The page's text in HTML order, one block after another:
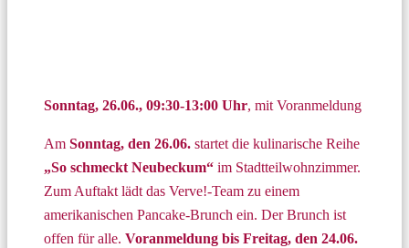
Sonntag, 26.06., 09:30-13:00 Uhr, mit Voranmeldung
Am Sonntag, den 26.06. startet die kulinarische Reihe
„So schmeckt Neubeckum“ im Stadtteilwohnzimmer.
Zum Auftakt lädt das Verve!-Team zu einem
amerikanischen Pancake-Brunch ein. Der Brunch ist
offen für alle. Voranmeldung bis Freitag, den 24.06.